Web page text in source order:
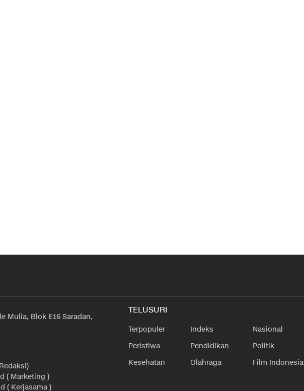
Mulia, Blok E16 Saradan,
( Marketing )
( Kerjasama )
TELUSURI
Terpopuler Indeks
Nasional
Peristiwa
Pendidikan
Politik
Kesehatan
Olahraga Film Indonesia